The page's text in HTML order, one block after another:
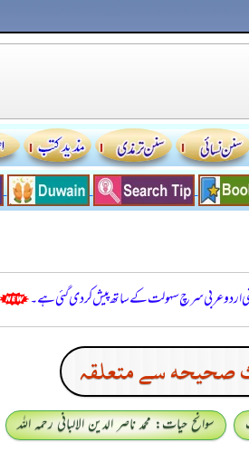
اردو عربی سرچ سہولت کے ساتھ پیش کر دی گئی ہے۔
صحيحه سے متعلقہ
سوانح حیات: محمد ناصر الدین الالبانی رحمہ اللہ